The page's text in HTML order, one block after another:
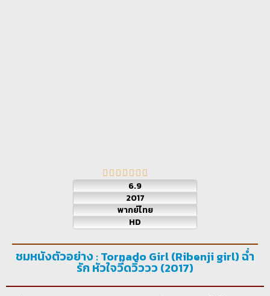
6.9
2017
พากย์ไทย
HD
ชมหนังตัวอย่าง : Tornado Girl (Ribenji girl) ฉ่ำ
รัก หัวใจวี๊ดวิ้ววว (2017)